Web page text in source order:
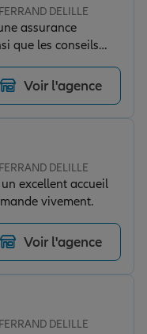
DELILLE
assurance
que les conseils
de sa
Voir l'agence
DELILLE
excellent accueil
vivement.
Voir l'agence
DELILLE